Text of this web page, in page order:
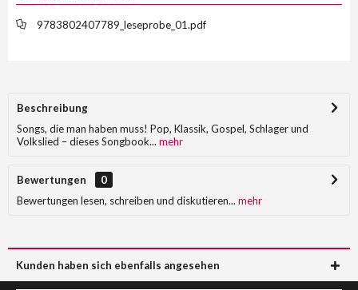
9783802407789_leseprobe_01.pdf
Beschreibung
Songs, die man haben muss! Pop, Klassik, Gospel, Schlager und
Volkslied – dieses Songbook... mehr
Bewertungen
0
Bewertungen lesen, schreiben und diskutieren... mehr
Kunden haben sich ebenfalls angesehen